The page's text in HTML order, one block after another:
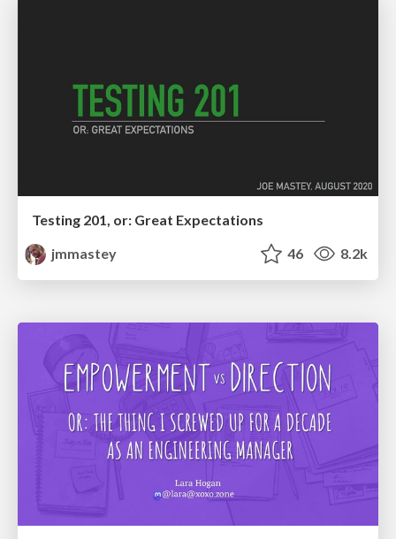
Testing 201, or: Great Expectations
jmmastey
46 8.2k